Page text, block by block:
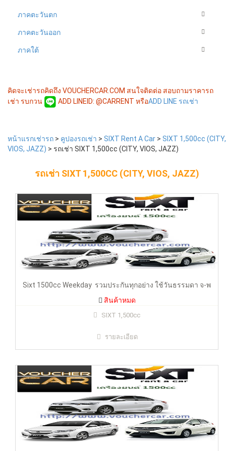
ภาคตะวันตก
ภาคตะวันออก
ภาคใต้
คิดจะเช่ารถคิดถึง VOUCHERCAR.COM สนใจติดต่อ สอบถามราคารถ
เช่า รบกวน
ADD LINEID: @CARRENT หรือADD LINE รถเช่า
หน้าแรกเช่ารถ > คูปองรถเช่า > SIXT Rent A Car > SIXT 1,500cc (CITY,
VIOS, JAZZ) > รถเช่า SIXT 1,500cc (CITY, VIOS, JAZZ)
รถเช่า SIXT 1,500CC (CITY, VIOS, JAZZ)
Sixt 1500cc Weekday รวมประกันทุกอย่าง ใช้วันธรรมดา จ-พ
สินค้าหมด
Sixt 1500cc Weekday รวมประกันทุกอย่าง ใช้วันธรรมดา จ-
พฤ (City,Vios,Jazz)
รถเช่า sixt rent a car สามารถใช้ได้ จ-พฤ
SIXT 1,500cc
รายละเอียด
หาย